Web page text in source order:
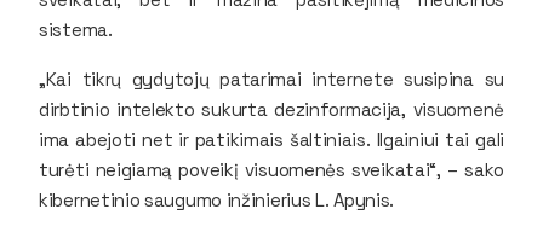
sistema.
„Kai tikrų gydytojų patarimai internete susipina su
dirbtinio intelekto sukurta dezinformacija, visuomenė
ima abejoti net ir patikimais šaltiniais. Ilgainiui tai gali
turėti neigiamą poveikį visuomenės sveikatai“, – sako
kibernetinio saugumo inžinierius L. Apynis.